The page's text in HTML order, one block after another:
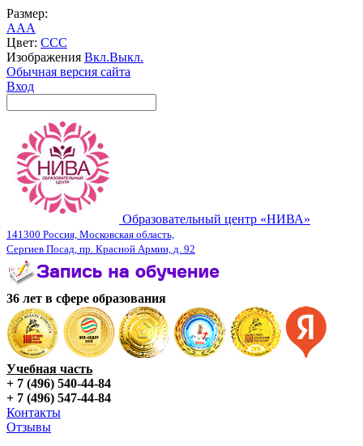
Размер:
AAA
Цвет: CCC
Изображения Вкл.Выкл.
Обычная версия сайта
Вход
Образовательный центр «НИВА»
141300 Россия, Московская область,
Сергиев Посад, пр. Красной Армии, д. 92
36 лет в сфере образования
Учебная часть
+ 7 (496) 540-44-84
+ 7 (496) 547-44-84
Контакты
Отзывы